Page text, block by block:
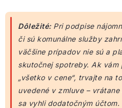
Dôležité:Pri podpise
či sú komunálne služby
väčšine prípadov nie sú a
skutočnej spotreby. Ak vám
„všetko v cene“, trvajte na
uvedené v zmluve –
sa vyhli dodatočným účtom.